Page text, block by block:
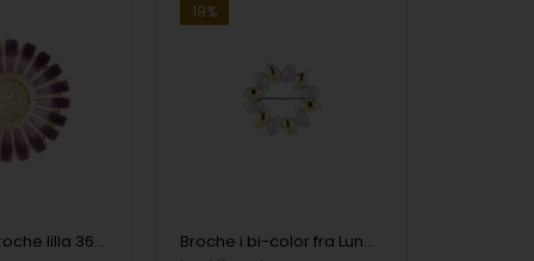
Marguerit broche lilla 36mm forgyldt 925 sølv,
19%
Broche i bi-color fra Lund Copenhagen fra Lund Copenhagen